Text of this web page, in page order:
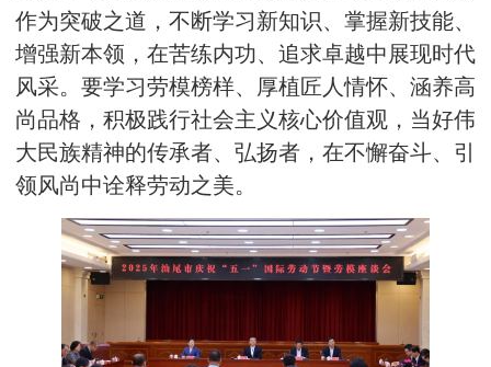
作为突破之道，不断学习新知识、掌握新技能、
增强新本领，在苦练内功、追求卓越中展现时代
风采。要学习劳模榜样、厚植匠人情怀、涵养高
尚品格，积极践行社会主义核心价值观，当好伟
大民族精神的传承者、弘扬者，在不懈奋斗、引
领风尚中诠释劳动之美。